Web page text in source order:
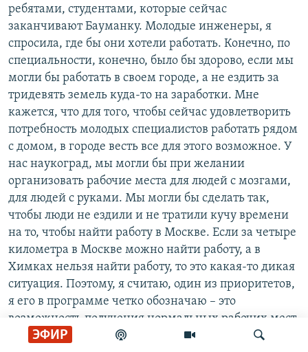
ЭФИР
ребятами, студентами, которые сейчас
заканчивают Бауманку. Молодые инженеры, я
спросила, где бы они хотели работать. Конечно, по
специальности, конечно, было бы здорово, если мы
могли бы работать в своем городе, а не ездить за
тридевять земель куда-то на заработки. Мне
кажется, что для того, чтобы сейчас удовлетворить
потребность молодых специалистов работать рядом
с домом, в городе весть все для этого возможное. У
нас наукоград, мы могли бы при желании
организовать рабочие места для людей с мозгами,
для людей с руками. Мы могли бы сделать так,
чтобы люди не ездили и не тратили кучу времени
на то, чтобы найти работу в Москве. Если за четыре
километра в Москве можно найти работу, а в
Химках нельзя найти работу, то это какая-то дикая
ситуация. Поэтому, я считаю, один из приоритетов,
я его в программе четко обозначаю – это
возможность получения нормальных рабочих мест
в Химках. То есть бизнес без поборов, бизнес,